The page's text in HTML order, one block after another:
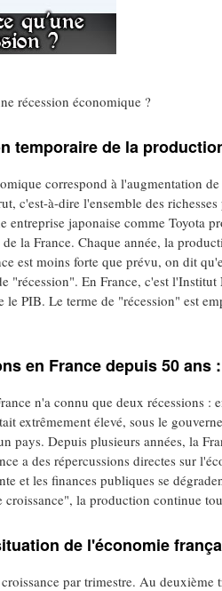
récession économique ?
temporaire de la
correspond à l'augmentation
c'est-à-dire l'ensemble des
entreprise japonaise comme Toyota
la France. Chaque année, la
est moins forte que prévu, on dit
"récession". En France, c'est
le PIB. Le terme de "récession" est
en France depuis 50 ans
n'a connu que deux récessions
extrêmement élevé, sous le
pays. Depuis plusieurs années, la
a des répercussions directes sur
et les finances publiques se
la production continue
de l'économie
par trimestre. Au